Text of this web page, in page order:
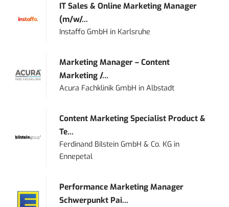
IT Sales & Online Marketing Manager
(m/w/...
Instaffo GmbH in Karlsruhe
Marketing Manager – Content
Marketing /...
Acura Fachklinik GmbH inAlbstadt
Content Marketing Specialist Product &
Te...
Ferdinand Bilstein GmbH & Co. KG in
Ennepetal
Performance Marketing Manager
Schwerpunkt Pai...